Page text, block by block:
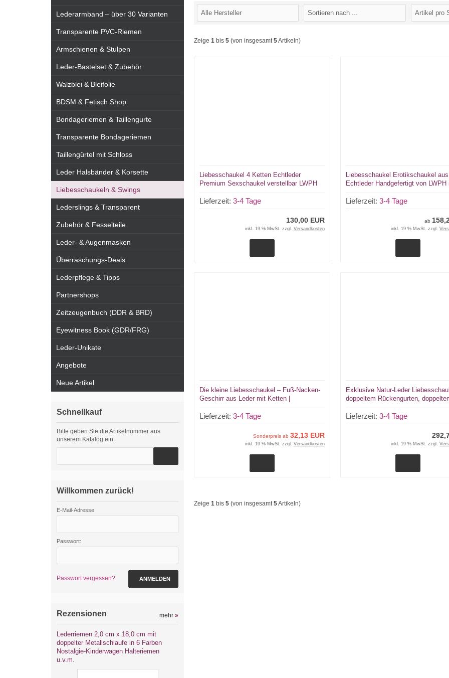
Zeige 1 bis 5 (von insgesamt5Artikeln)
Liebesschaukel 4 Ketten Echtleder
Premium Sexschaukel verstellbar LWPH
Lieferzeit: 3-4 Tage
130,00 EUR
inkl. 19 % MwSt. zzgl. Versandkosten
Liebesschaukel Erotikschaukel aus
Echtleder Handgefertigt von LWPH
Lieferzeit: 3-4 Tage
ab
inkl. 19 % MwSt. zzgl.
Die kleine Liebesschaukel – Fuß-Nacken-
Geschirr aus Leder mit Ketten |
Lieferzeit: 3-4 Tage
Sonderpreis ab 32,13 EUR
inkl. 19 % MwSt. zzgl. Versandkosten
Exklusive Natur-Leder
doppeltem Rückengurten,
Lwph
Lieferzeit: 3-4 Tage
inkl. 19 % MwSt. zzgl.
Zeige 1 bis 5 (von insgesamt5Artikeln)
Lederarmband – über 30 Varianten
Transparente PVC-Riemen
Armschienen & Stulpen
Leder-Bastelset & Zubehör
Walzblei & Bleifolie
BDSM & Fetisch Shop
Bondageriemen & Taillengurte
Transparente Bondageriemen
Taillengürtel mit Schloss
Leder Halsbänder & Korsette
Liebesschaukeln & Swings
Lederslings & Transparent
Zubehör & Fesselteile
Leder- & Augenmasken
Überraschungs-Deals
Lederpflege & Tipps
Partnershops
Zeitzeugenbuch (DDR & BRD)
Eyewitness Book (GDR/FRG)
Leder-Unikate
Angebote
Neue Artikel
Schnellkauf
Bitte geben Sie die Artikelnummer aus
unserem Katalog ein.
Willkommen zurück!
E-Mail-Adresse:
Passwort:
Passwort vergessen? ANMELDEN
Rezensionen mehr »
Lederriemen 2,0 cm x 18,0 cm mit
doppelter Metallschlaufe in 6 Farben
Nostalgie-Kinderwagen Halteriemen
u.v.m.